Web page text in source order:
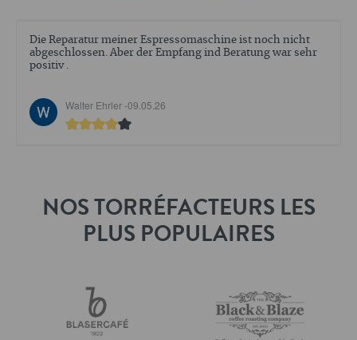
Die Reparatur meiner Espressomaschine ist noch nicht
abgeschlossen. Aber der Empfang ind Beratung war sehr
positiv .
Walter Ehrler -09.05.26
NOS TORRÉFACTEURS LES
PLUS POPULAIRES